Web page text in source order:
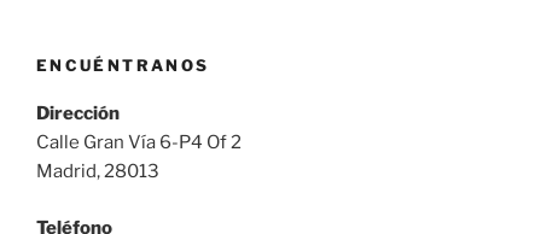
ENCUÉNTRANOS
Dirección
Calle Gran Vía 6-P4 Of 2
Madrid, 28013
Teléfono